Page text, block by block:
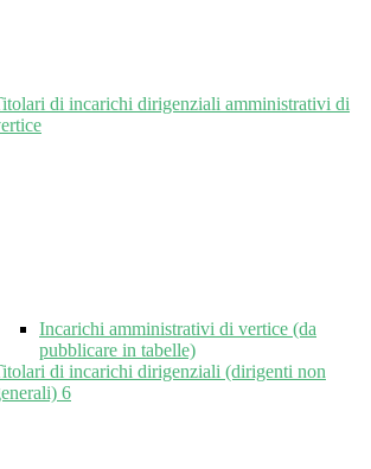
di incarichi dirigenziali amministrativi di
Incarichi amministrativi di vertice (da
pubblicare in tabelle)
di incarichi dirigenziali (dirigenti non
6